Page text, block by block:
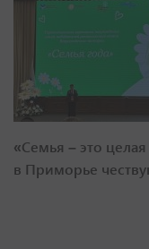
«Семья – это
в Приморье